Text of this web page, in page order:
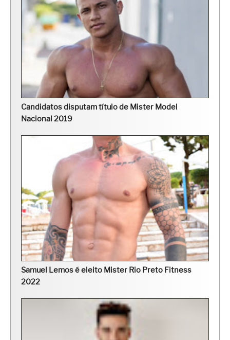
Candidatos disputam título de Mister Model
Nacional 2019
Samuel Lemos é eleito Mister Rio Preto Fitness
2022